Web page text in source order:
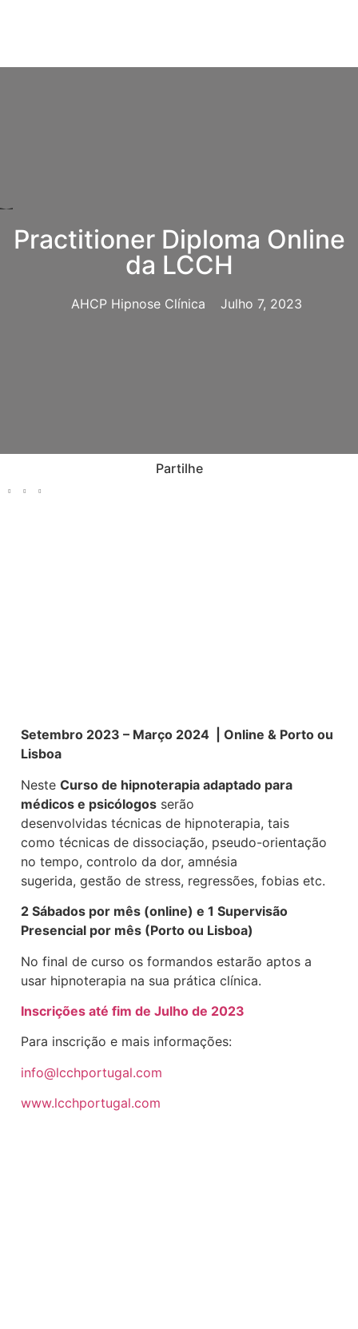
Practitioner Diploma Online
da LCCH
AHCP Hipnose Clínica Julho 7, 2023
Partilhe
Setembro 2023 – Março 2024 | Online & Porto ou
Lisboa
Neste Curso de hipnoterapia adaptado para
médicos e psicólogos serão
desenvolvidas técnicas de hipnoterapia, tais
como técnicas de dissociação, pseudo-orientação
no tempo, controlo da dor, amnésia
sugerida, gestão de stress, regressões, fobias etc.
2 Sábados por mês (online) e 1 Supervisão
Presencial por mês (Porto ou Lisboa)
No final de curso os formandos estarão aptos a
usar hipnoterapia na sua prática clínica.
Inscrições até fim de Julho de 2023
Para inscrição e mais informações:
info@lcchportugal.com
www.lcchportugal.com